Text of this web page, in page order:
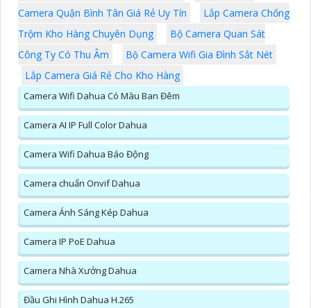
Camera Quận Bình Tân Giá Rẻ Uy Tín
Lắp Camera Chống
Trộm Kho Hàng Chuyên Dụng
Bộ Camera Quan Sát
Công Ty Có Thu Âm
Bộ Camera Wifi Gia Đình Sắt Nét
Lắp Camera Giá Rẻ Cho Kho Hàng
Camera Wifi Dahua Có Màu Ban Đêm
Camera AI IP Full Color Dahua
Camera Wifi Dahua Báo Động
Camera chuẩn Onvif Dahua
Camera Ánh Sáng Kép Dahua
Camera IP PoE Dahua
Camera Nhà Xưởng Dahua
Đầu Ghi Hình Dahua H.265